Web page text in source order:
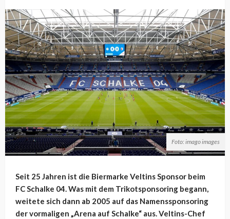
Foto: imago images
Seit 25 Jahren ist die Biermarke Veltins Sponsor beim
FC Schalke 04. Was mit dem Trikotsponsoring begann,
weitete sich dann ab 2005 auf das Namenssponsoring
der vormaligen „Arena auf Schalke“ aus. Veltins-Chef